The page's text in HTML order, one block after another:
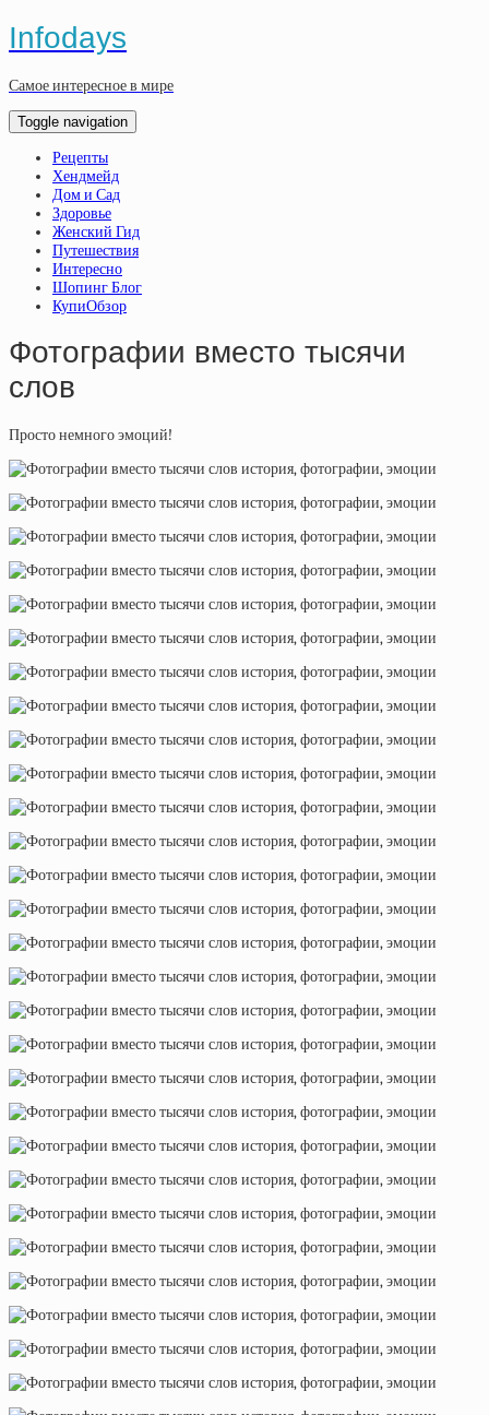
Infodays
Самое интересное в мире
Toggle navigation
Рецепты
Хендмейд
Дом и Сад
Здоровье
Женский Гид
Путешествия
Интересно
Шопинг Блог
КупиОбзор
Фотографии вместо тысячи
слов
Просто немного эмоций!